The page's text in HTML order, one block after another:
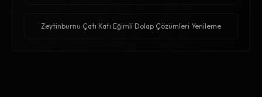
Zeytinburnu Çatı Katı Eğimli Dolap Çözümleri Yenileme